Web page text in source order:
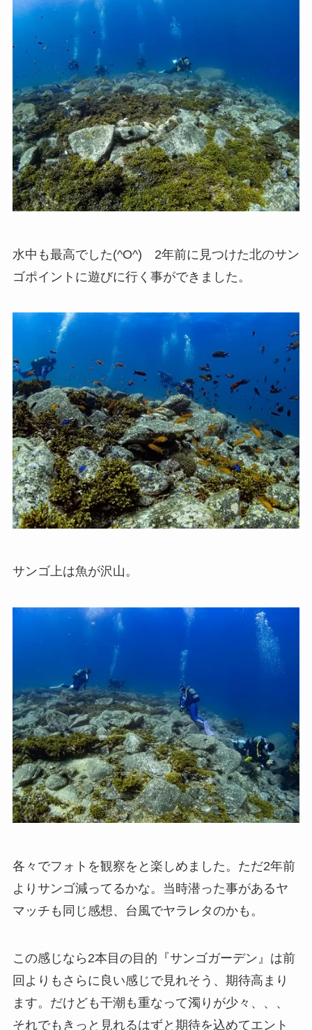
水中も最高でした(^O^) 2年前に見つけた北のサン
ゴポイントに遊びに行く事ができました。
サンゴ上は魚が沢山。
各々でフォトを観察をと楽しめました。ただ2年前
よりサンゴ減ってるかな。当時潜った事があるヤ
マッチも同じ感想、台風でヤラレタのかも。
この感じなら2本目の目的『サンゴガーデン』は前
回よりもさらに良い感じで見れそう、期待高まり
ます。だけども干潮も重なって濁りが少々、、、
それでもきっと見れるはずと期待を込めてエント